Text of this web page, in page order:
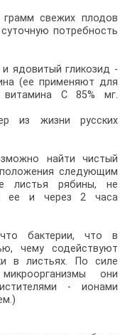
грамм свежих плодов
потребность
ядовитый гликозид -
(ее применяют для
С 85% мг.
из жизни русских
найти чистый
следующим
листья рябины, не
ее и через 2 часа
бактерии, что в
чему содействуют
в листьях. По силе
они
- ионами